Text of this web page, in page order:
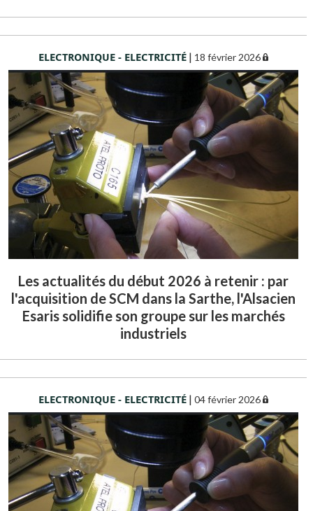
ELECTRONIQUE - ELECTRICITÉ | 18 février 2026
Les actualités du début 2026 à retenir : par
l'acquisition de SCM dans la Sarthe, l'Alsacien
Esaris solidifie son groupe sur les marchés
industriels
ELECTRONIQUE - ELECTRICITÉ |04 février 2026